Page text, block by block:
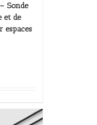
Sonde
et de
espaces